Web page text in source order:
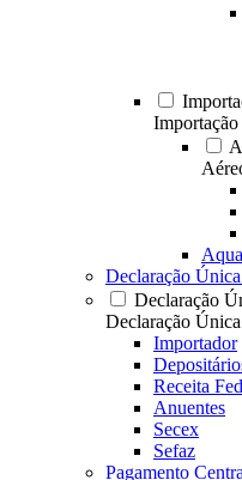
Importação
Declaração
Declaração
Declaração
Importador
Receita
Anuentes
Secex
Sefaz
Pagamento